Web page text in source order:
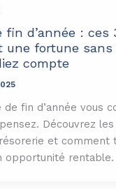
fin d’année : ces
une fortune sans
compte
de fin d’année vous
Découvrez
et comment
opportunité rentable.